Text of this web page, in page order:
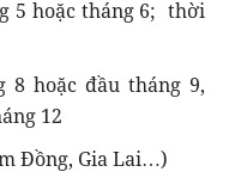
5 hoặc tháng 6; thời
8 hoặc đầu tháng 9,
12
Đồng, Gia Lai…)